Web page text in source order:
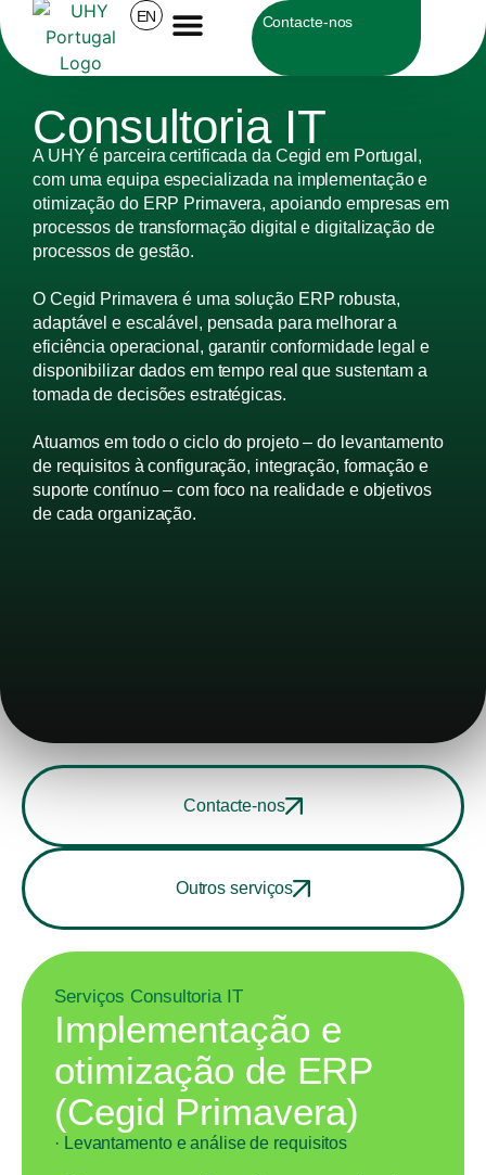
EN Contacte-nos
Consultoria IT
A UHY é parceira certificada da Cegid em Portugal,
com uma equipa especializada na implementação e
otimização do ERP Primavera, apoiando empresas em
processos de transformação digital e digitalização de
processos de gestão.
O Cegid Primavera é uma solução ERP robusta,
adaptável e escalável, pensada para melhorar a
eficiência operacional, garantir conformidade legal e
disponibilizar dados em tempo real que sustentam a
tomada de decisões estratégicas.
Atuamos em todo o ciclo do projeto – do levantamento
de requisitos à configuração, integração, formação e
suporte contínuo – com foco na realidade e objetivos
de cada organização.
Contacte-nos
Outros serviços
Serviços Consultoria IT
Implementação e
otimização de ERP
(Cegid Primavera)
· Levantamento e análise de requisitos